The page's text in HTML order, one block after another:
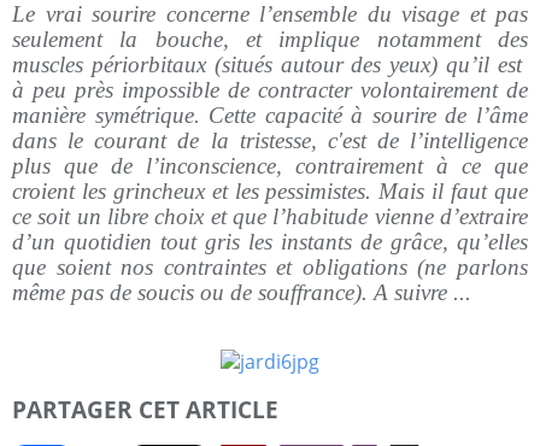
Le vrai sourire concerne l’ensemble du visage et pas
seulement la bouche, et implique notamment des
muscles périorbitaux (situés autour des yeux) qu’il est
à peu près impossible de contracter volontairement de
manière symétrique. Cette capacité à sourire de l’âme
dans le courant de la tristesse, c'est de l’intelligence
plus que de l’inconscience, contrairement à ce que
croient les grincheux et les pessimistes. Mais il faut que
ce soit un libre choix et que l’habitude vienne d’extraire
d’un quotidien tout gris les instants de grâce, qu’elles
que soient nos contraintes et obligations (ne parlons
même pas de soucis ou de souffrance). A suivre ...
PARTAGER CET ARTICLE